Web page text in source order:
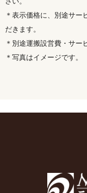
＊表示価格に、別途サー
だきます。
＊別途運搬設営費・サー
＊写真はイメージです。